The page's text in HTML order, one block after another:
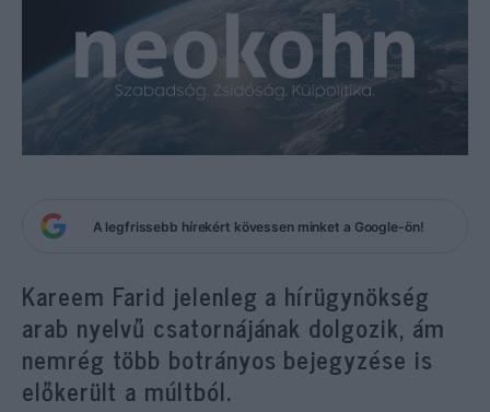
A legfrissebb hírekért kövessen minket a Google-ön!
Kareem Farid jelenleg a hírügynökség
arab nyelvű csatornájának dolgozik, ám
nemrég több botrányos bejegyzése is
előkerült a múltból.